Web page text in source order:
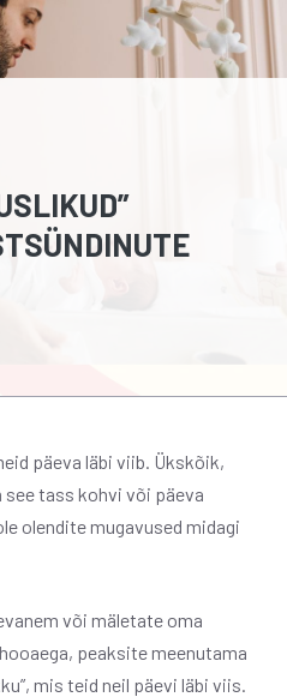
päeva läbi viib. Ükskõik,
tass kohvi või päeva
olendite mugavused midagi
või mäletate oma
peaksite meenutama
mis teid neil päevi läbi viis.